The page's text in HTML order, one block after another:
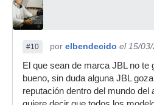
#10 por elbendecido el 15/03/
El que sean de marca JBL no te
bueno, sin duda alguna JBL
reputación dentro del mundo del